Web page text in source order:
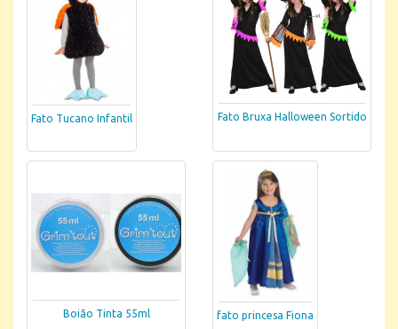
Fato Tucano Infantil Fato Bruxa Halloween Sortido
Boião Tinta 55ml fato princesa Fiona